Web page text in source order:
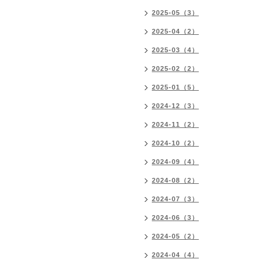
2025-05（3）
2025-04（2）
2025-03（4）
2025-02（2）
2025-01（5）
2024-12（3）
2024-11（2）
2024-10（2）
2024-09（4）
2024-08（2）
2024-07（3）
2024-06（3）
2024-05（2）
2024-04（4）